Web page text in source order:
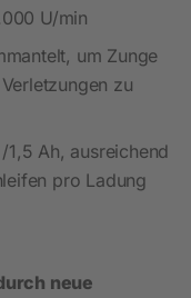
U/min
um Zunge
zu
1,5 Ah, ausreichend
pro Ladung
neue